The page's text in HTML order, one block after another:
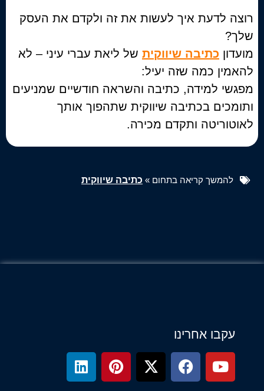
רוצה לדעת איך לעשות את זה ולקדם את העסק
שלך?
מועדון כתיבה שיווקית של ליאת עברי עיני – לא
להאמין כמה שזה יעיל:
מפגשי למידה, כתיבה והשראה חודשיים שמניעים
ותומכים בכתיבה שיווקית שתהפוך אותך
לאוטוריטה ותקדם מכירה.
להמשך קריאה בתחום » כתיבה שיווקית
עקבו אחרינו